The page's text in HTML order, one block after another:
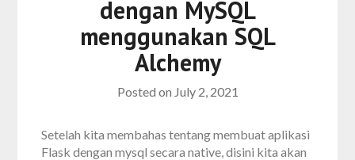
dengan MySQL
menggunakan SQL
Alchemy
Posted on July 2, 2021
Setelah kita membahas tentang membuat aplikasi
Flask dengan mysql secara native, disini kita akan